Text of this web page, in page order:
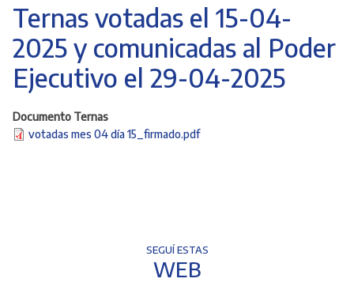
Ternas votadas el 15-04-
2025 y comunicadas al Poder
Ejecutivo el 29-04-2025
Documento Ternas
votadas mes 04 día 15_firmado.pdf
SEGUÍ ESTAS
WEB